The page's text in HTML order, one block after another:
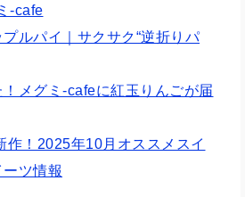
-cafe
ルパイ｜サクサク“逆折りパ
メグミ-cafeに紅玉りんごが届
作！2025年10月オススメスイ
ツ情報